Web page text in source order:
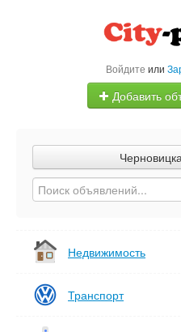
Войдите или
Добавить
Недвижимость
Транспорт